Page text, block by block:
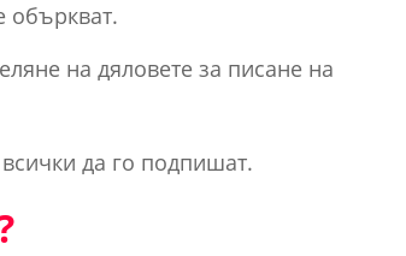
объркват.
на дяловете за писане на
да го подпишат.